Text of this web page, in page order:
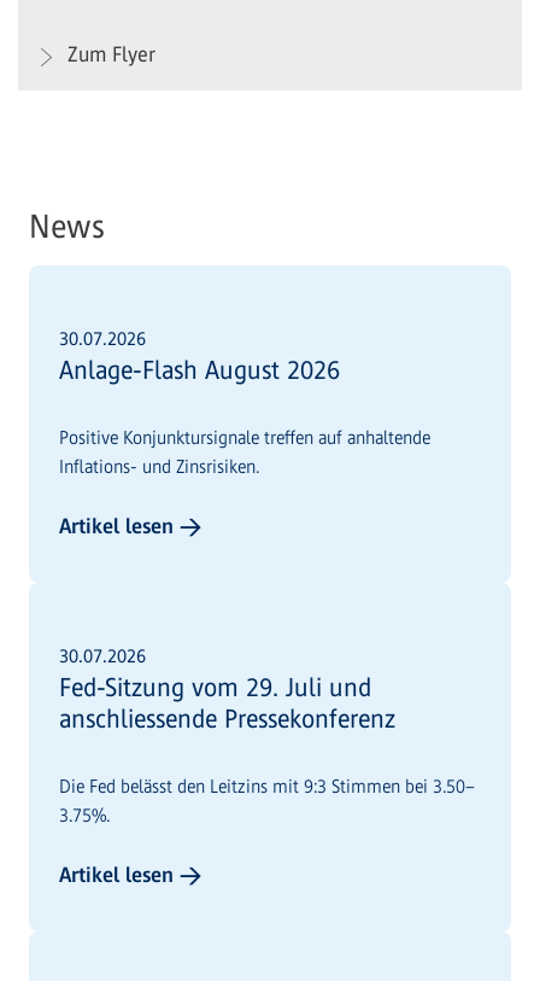
Zum Flyer
News
30.07.2026
Anlage-Flash August 2026
Positive Konjunktursignale treffen auf anhaltende
Inflations- und Zinsrisiken.
Artikel lesen →
30.07.2026
Fed-Sitzung vom 29. Juli und
anschliessende Pressekonferenz
Die Fed belässt den Leitzins mit 9:3 Stimmen bei 3.50–
3.75%.
Artikel lesen →